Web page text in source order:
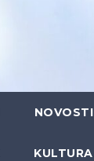
NOVOSTI
KULTURA